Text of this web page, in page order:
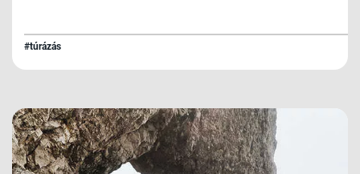
teljesítették a rövidebb 80, vagy a hosszabb 110
km-es távot. A mezőnyben idén már számos
országból érkeztek túrázók.
#túrázás